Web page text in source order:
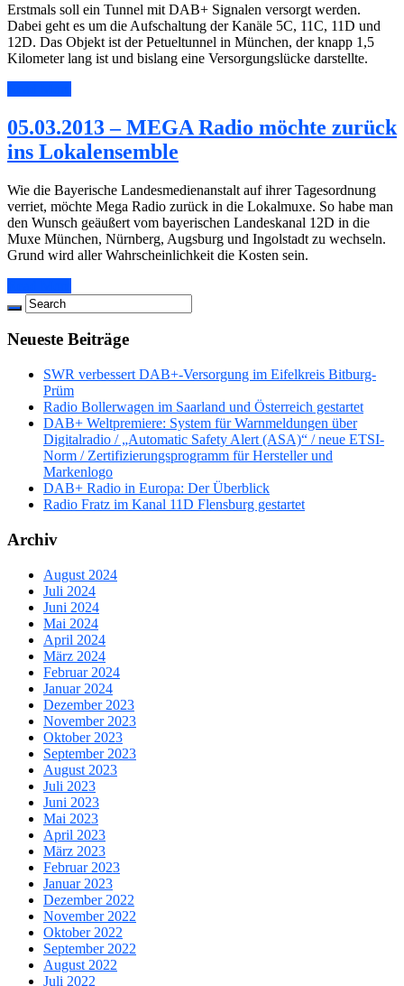
Erstmals soll ein Tunnel mit DAB+ Signalen versorgt werden.
Dabei geht es um die Aufschaltung der Kanäle 5C, 11C, 11D und
12D. Das Objekt ist der Petueltunnel in München, der knapp 1,5
Kilometer lang ist und bislang eine Versorgungslücke darstellte.
05.03.2013 – MEGA Radio möchte zurück
ins Lokalensemble
Wie die Bayerische Landesmedienanstalt auf ihrer Tagesordnung
verriet, möchte Mega Radio zurück in die Lokalmuxe. So habe man
den Wunsch geäußert vom bayerischen Landeskanal 12D in die
Muxe München, Nürnberg, Augsburg und Ingolstadt zu wechseln.
Grund wird aller Wahrscheinlichkeit die Kosten sein.
Neueste Beiträge
SWR verbessert DAB+-Versorgung im Eifelkreis Bitburg-
Prüm
Radio Bollerwagen im Saarland und Österreich gestartet
DAB+ Weltpremiere: System für Warnmeldungen über
Digitalradio / „Automatic Safety Alert (ASA)“ / neue ETSI-
Norm / Zertifizierungsprogramm für Hersteller und
Markenlogo
DAB+ Radio in Europa: Der Überblick
Radio Fratz im Kanal 11D Flensburg gestartet
Archiv
August 2024
Juli 2024
Juni 2024
Mai 2024
April 2024
März 2024
Februar 2024
Januar 2024
Dezember 2023
November 2023
Oktober 2023
September 2023
August 2023
Juli 2023
Juni 2023
Mai 2023
April 2023
März 2023
Februar 2023
Januar 2023
Dezember 2022
November 2022
Oktober 2022
September 2022
August 2022
Juli 2022